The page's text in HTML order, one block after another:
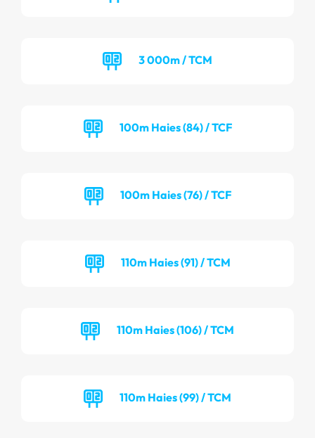
3 000m / TCM
100m Haies (84) / TCF
100m Haies (76) / TCF
110m Haies (91) / TCM
110m Haies (106) / TCM
110m Haies (99) / TCM